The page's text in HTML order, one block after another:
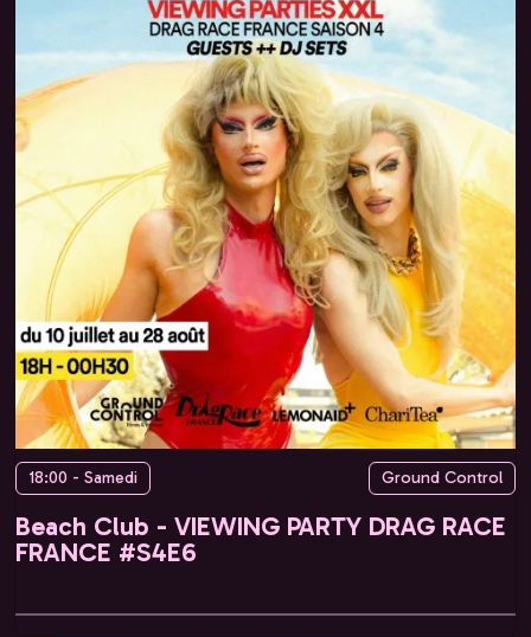
18:00 - Samedi Ground Control
Beach Club - VIEWING PARTY DRAG RACE
FRANCE #S4E6